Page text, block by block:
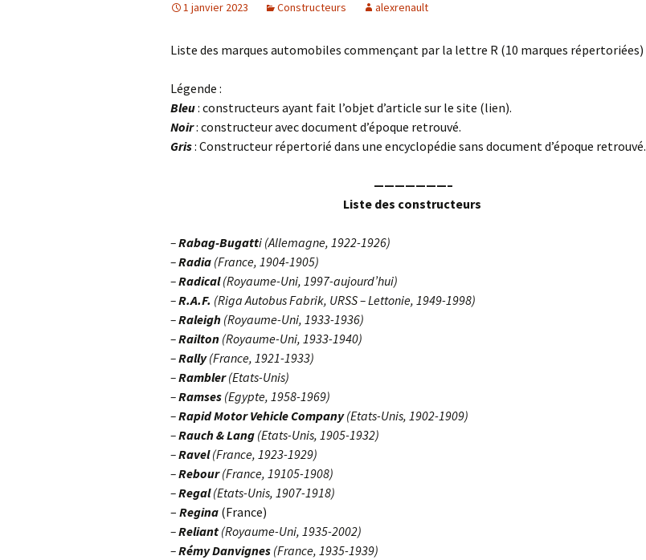
1 janvier 2023 Constructeurs alexrenault
Liste des marques automobiles commençant par la lettre R (10 marques répertoriées)
Légende :
Bleu: constructeurs ayant fait l’objet d’article sur le site (lien).
Noir: constructeur avec document d’époque retrouvé.
Gris: Constructeur répertorié dans une encyclopédie sans document d’époque retrouvé.
———————–
Liste des constructeurs
–Rabag-Bugatti (Allemagne, 1922-1926)
–Radia (France, 1904-1905)
–Radical(Royaume-Uni, 1997-aujourd’hui)
–R.A.F. (Riga Autobus Fabrik, URSS – Lettonie, 1949-1998)
–Raleigh (Royaume-Uni, 1933-1936)
–Railton (Royaume-Uni, 1933-1940)
–Rally(France, 1921-1933)
–Rambler(Etats-Unis)
–Ramses (Egypte, 1958-1969)
–Rapid Motor Vehicle Company(Etats-Unis, 1902-1909)
–Rauch & Lang (Etats-Unis, 1905-1932)
–Ravel(France, 1923-1929)
–Rebour(France, 19105-1908)
–Regal(Etats-Unis, 1907-1918)
– Regina (France)
–Reliant (Royaume-Uni, 1935-2002)
–Rémy Danvignes (France, 1935-1939)